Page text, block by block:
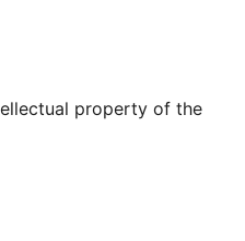
property of the